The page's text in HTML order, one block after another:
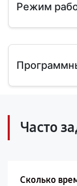
Режим
Часто
Сколько